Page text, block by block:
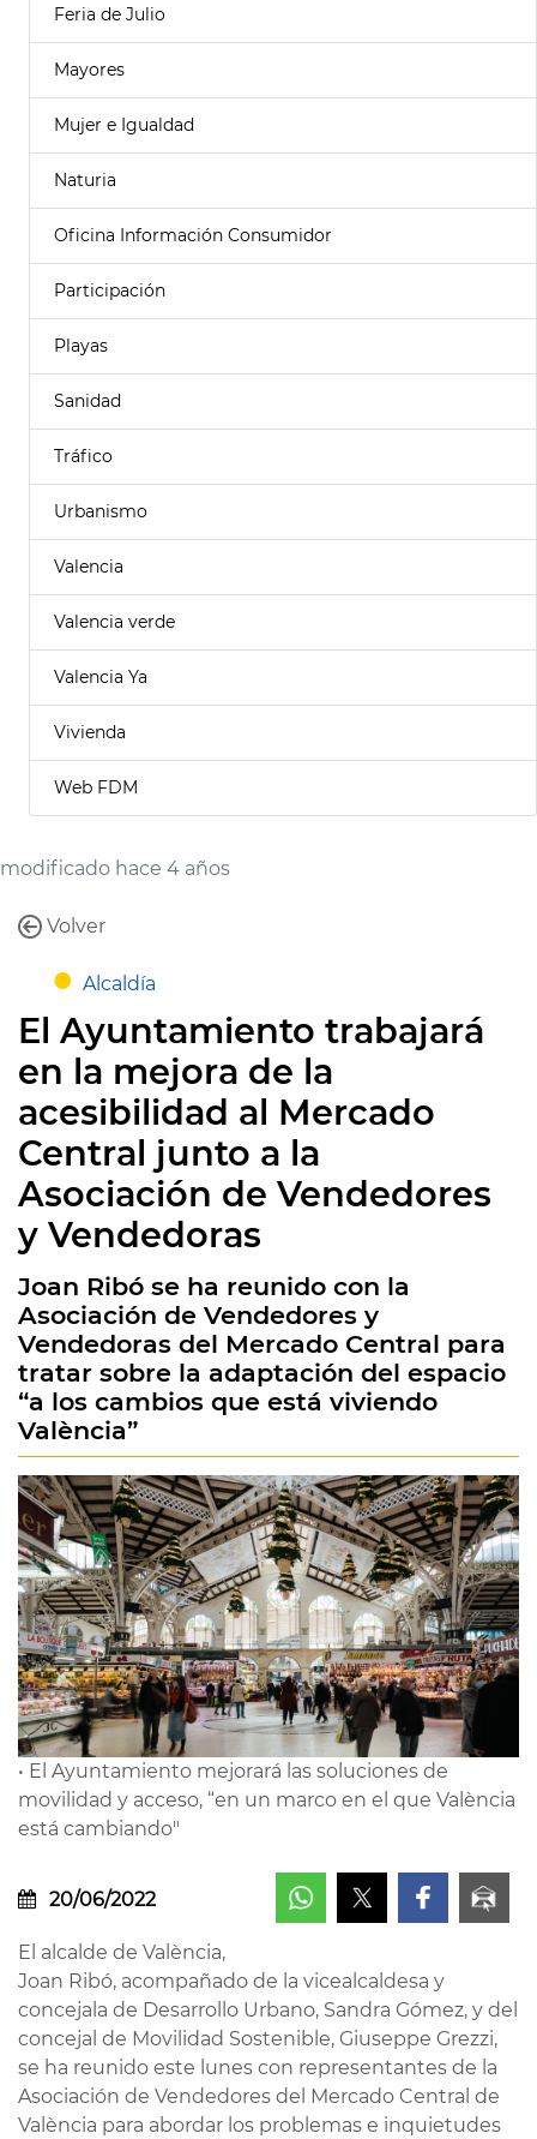
Feria de Julio
Mayores
Mujer e Igualdad
Naturia
Oficina Información Consumidor
Participación
Playas
Sanidad
Tráfico
Urbanismo
Valencia
Valencia verde
Valencia Ya
Vivienda
Web FDM
modificado hace 4 años
Volver
Alcaldía
El Ayuntamiento trabajará
en la mejora de la
acesibilidad al Mercado
Central junto a la
Asociación de Vendedores
y Vendedoras
Joan Ribó se ha reunido con la
Asociación de Vendedores y
Vendedoras del Mercado Central para
tratar sobre la adaptación del espacio
“a los cambios que está viviendo
València”
• El Ayuntamiento mejorará las soluciones de
movilidad y acceso, “en un marco en el que València
está cambiando"
20/06/2022
El alcalde de València,
Joan Ribó, acompañado de la vicealcaldesa y
concejala de Desarrollo Urbano, Sandra Gómez, y del
concejal de Movilidad Sostenible, Giuseppe Grezzi,
se ha reunido este lunes con representantes de la
Asociación de Vendedores del Mercado Central de
València para abordar los problemas e inquietudes